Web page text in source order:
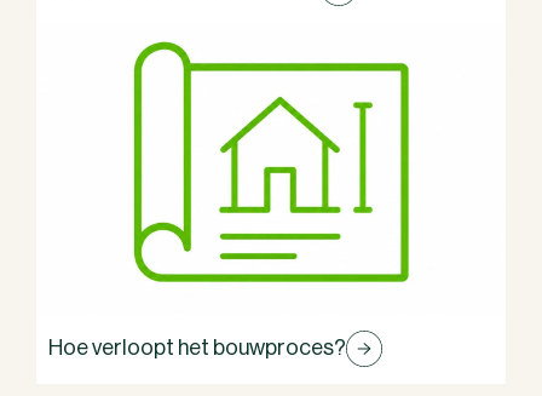
Hoe verloopt het bouwproces?